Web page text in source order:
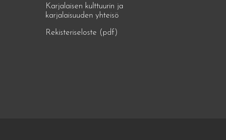
Karjalaisen kulttuurin ja
karjalaisuuden yhteisö
Rekisteriseloste (pdf)